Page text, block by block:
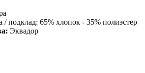
/ подклад: 65% хлопок - 35% полиэстер
Эквадор